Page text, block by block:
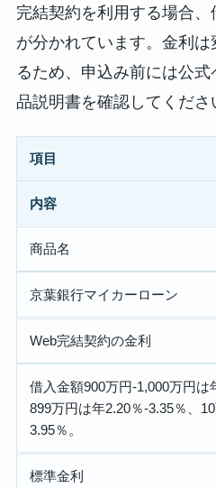
完結契約を利用する場合
が分かれています。金利
るため、申込み前には公
品説明書を確認してくださ
項目
内容
商品名
京葉銀行マイカーローン
Web完結契約の金利
借入金額900万円-1,000万円は
899万円は年2.20％-3.35％、
3.95％。
標準金利